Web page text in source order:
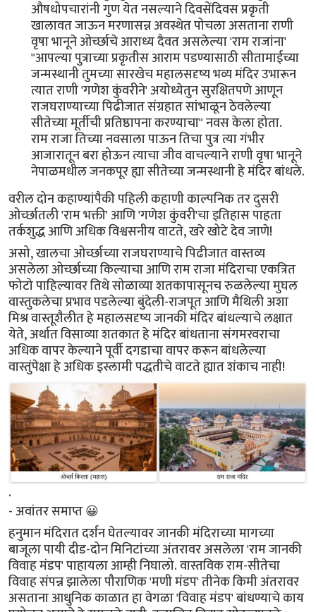
औषधोपचारांनी गुण येत नसल्याने दिवसेंदिवस प्रकृती
खालावत जाऊन मरणासन्न अवस्थेत पोचला असताना राणी
वृषा भानूने ओर्च्छाचे आराध्य दैवत असलेल्या 'राम राजांना'
"आपल्या पुत्राच्या प्रकृतीस आराम पडण्यासाठी सीतामाईच्या
जन्मस्थानी तुमच्या सारखेच महालसदृष्य भव्य मंदिर उभारून
त्यात राणी 'गणेश कुंवरीने' अयोध्येतुन सुरक्षितपणे आणून
राजघराण्याच्या पिढीजात संग्रहात सांभाळून ठेवलेल्या
सीतेच्या मूर्तीची प्रतिष्ठापना करण्याचा" नवस केला होता.
राम राजा तिच्या नवसाला पाऊन तिचा पुत्र त्या गंभीर
आजारातून बरा होऊन त्याचा जीव वाचल्याने राणी वृषा भानूने
नेपाळमधील जनकपूर ह्या सीतेच्या जन्मस्थानी हे मंदिर बांधले.
वरील दोन कहाण्यांपैकी पहिली कहाणी काल्पनिक तर दुसरी
ओर्च्छातली 'राम भक्ती' आणि 'गणेश कुंवरी'चा इतिहास पाहता
तर्कशुद्ध आणि अधिक विश्वसनीय वाटते, खरे खोटे देव जाणे!
असो, खालचा ओर्च्छाच्या राजघराण्याचे पिढीजात वास्तव्य
असलेला ओर्च्छाच्या किल्याचा आणि राम राजा मंदिराचा एकत्रित
फोटो पाहिल्यावर तिथे सोळाव्या शतकापासूनच रुळलेल्या मुघल
वास्तुकलेचा प्रभाव पडलेल्या बुंदेली-राजपूत आणि मैथिली अशा
मिश्र वास्तूशैलीत हे महालसदृष्य जानकी मंदिर बांधल्याचे लक्षात
येते, अर्थात विसाव्या शतकात हे मंदिर बांधताना संगमरवराचा
अधिक वापर केल्याने पूर्वी दगडाचा वापर करून बांधलेल्या
वास्तुंपेक्षा हे अधिक इस्लामी पद्धतीचे वाटते ह्यात शंकाच नाही!
.
- अवांतर समाप्त 😀
हनुमान मंदिरात दर्शन घेतल्यावर जानकी मंदिराच्या मागच्या
बाजूला पायी दीड-दोन मिनिटांच्या अंतरावर असलेला 'राम जानकी
विवाह मंडप' पाहायला आम्ही निघालो. वास्तविक राम-सीतेचा
विवाह संपन्न झालेला पौराणिक 'मणी मंडप' तीनेक किमी अंतरावर
असताना आधुनिक काळात हा वेगळा 'विवाह मंडप' बांधण्याचे काय